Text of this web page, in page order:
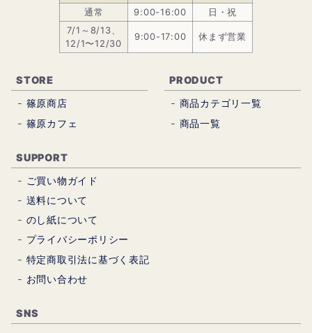
通常
9:00-16:00
日・祝
7/1～8/13、
12/1〜12/30
9:00-17:00 休まず営業
STORE
篠原商店
篠原カフェ
PRODUCT
商品カテゴリ一覧
商品一覧
SUPPORT
ご買い物ガイド
送料について
のし紙について
プライバシーポリシー
特定商取引法に基づく表記
お問い合わせ
SNS